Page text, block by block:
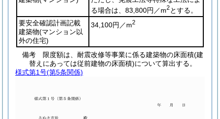
る場合は、83,800円／m2 とする。
要安全確認計画記載
建築物(マンション以
外の住宅)
34,100円／m2
備考 限度額は、耐震改修等事業に係る建築物の床面積(建
替えにあっては従前建物の床面積)について算出する。
様式第1号(第5条関係)